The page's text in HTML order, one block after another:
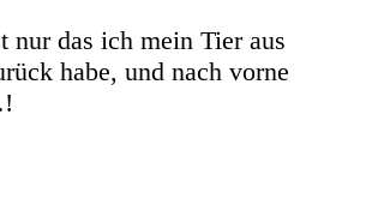
nur das ich mein Tier aus
habe, und nach vorne